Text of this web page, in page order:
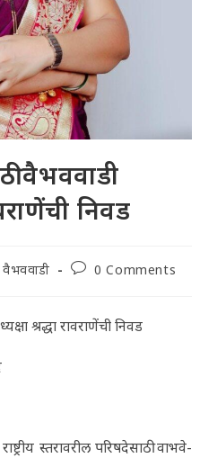
वैभववाडी
निवड
वैभववाडी
Post0 Comments
श्रद्धा रावराणेंची निवड
स्तरावरील परिषदेसाठी वाभवे-